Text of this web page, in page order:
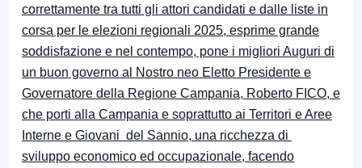
correttamente tra tutti gli attori candidati e dalle liste in
corsa per le elezioni regionali 2025, esprime grande
soddisfazione e nel contempo, pone i migliori Auguri di
un buon governo al Nostro neo Eletto Presidente e
Governatore della Regione Campania, Roberto FICO, e
che porti alla Campania e soprattutto ai Territori e Aree
Interne e Giovani del Sannio, una ricchezza di
sviluppo economico ed occupazionale, facendo